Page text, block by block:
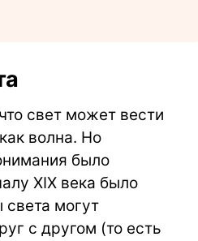
свет может вести
волна. Но
было
XIX века было
света могут
с другом (то есть